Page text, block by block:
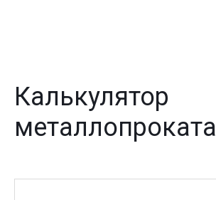
Калькулятор
металлопроката